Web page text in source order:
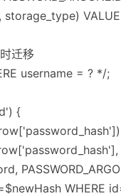
storage_type)
迁移
username = ? */;
{
WHERE